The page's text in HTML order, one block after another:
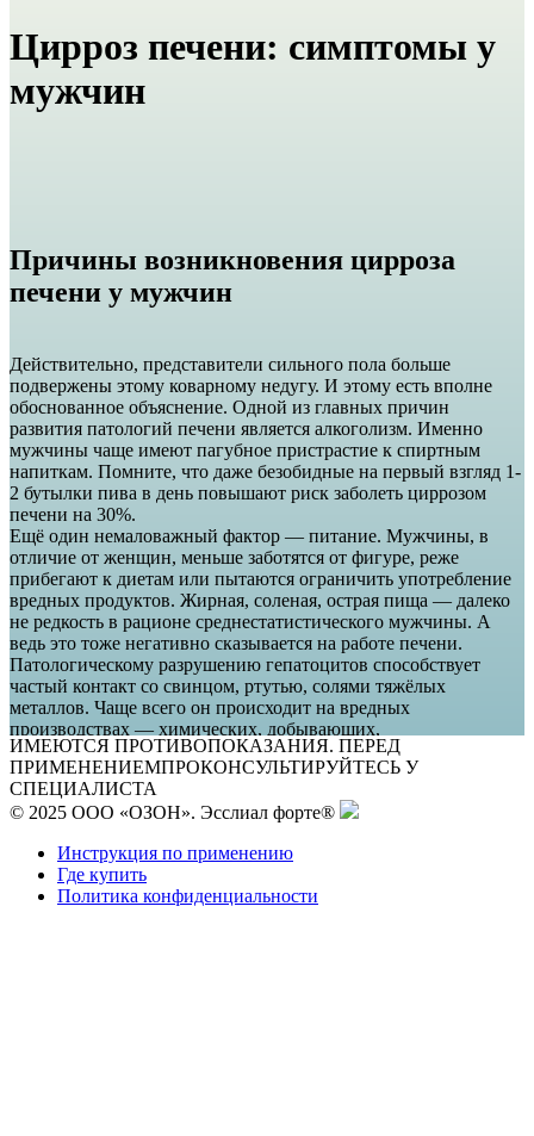
Цирроз печени: симптомы у
мужчин
Причины возникновения цирроза
печени у мужчин
Действительно, представители сильного пола больше
подвержены этому коварному недугу. И этому есть вполне
обоснованное объяснение. Одной из главных причин
развития патологий печени является алкоголизм. Именно
мужчины чаще имеют пагубное пристрастие к спиртным
напиткам. Помните, что даже безобидные на первый взгляд 1-
2 бутылки пива в день повышают риск заболеть циррозом
печени на 30%.
Ещё один немаловажный фактор — питание. Мужчины, в
отличие от женщин, меньше заботятся от фигуре, реже
прибегают к диетам или пытаются ограничить употребление
вредных продуктов. Жирная, соленая, острая пища — далеко
не редкость в рационе среднестатистического мужчины. А
ведь это тоже негативно сказывается на работе печени.
Патологическому разрушению гепатоцитов способствует
частый контакт со свинцом, ртутью, солями тяжёлых
металлов. Чаще всего он происходит на вредных
производствах — химических, добывающих,
нефтеперерабатывающих, где в основном заняты мужчины.
Симптомы цирроза печени у мужчин
ИМЕЮТСЯ ПРОТИВОПОКАЗАНИЯ. ПЕРЕД
ПРИМЕНЕНИЕМПРОКОНСУЛЬТИРУЙТЕСЬ У
СПЕЦИАЛИСТА
© 2025 ООО «ОЗОН». Эсслиал форте®
Инструкция по применению
Где купить
Политика конфиденциальности